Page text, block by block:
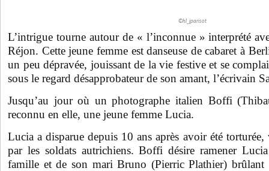
©hl_jparisot
L’intrigue tourne autour de « l’inconnue » interprété
Réjon. Cette jeune femme est danseuse de cabaret à
un peu dépravée, jouissant de la vie festive et se
sous le regard désapprobateur de son amant, l’écrivain
Jusqu’au jour où un photographe italien Boffi
reconnu en elle, une jeune femme Lucia.
Lucia a disparue depuis 10 ans après avoir été
par les soldats autrichiens. Boffi désire ramener
famille et de son mari Bruno (Pierric Plathier) brûlant